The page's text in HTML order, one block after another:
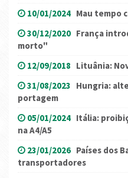
10/01/2024 Mau tempo
30/12/2020 França
morto"
12/09/2018 Lituânia:
31/08/2023 Hungria:
portagem
05/01/2024 Itália:
na A4/A5
23/01/2026 Países dos
transportadores